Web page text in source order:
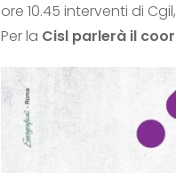
ore 10.45 interventi di
Per la Cisl parlerà il